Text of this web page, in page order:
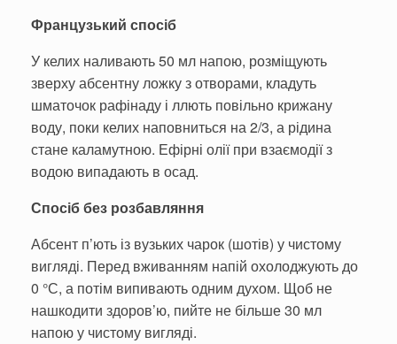
Французький спосіб
У келих наливають 50 мл напою, розміщують
зверху абсентну ложку з отворами, кладуть
шматочок рафінаду і ллють повільно крижану
воду, поки келих наповниться на 2/3, а рідина
стане каламутною. Ефірні олії при взаємодії з
водою випадають в осад.
Спосіб без розбавляння
Абсент п’ють із вузьких чарок (шотів) у чистому
вигляді. Перед вживанням напій охолоджують до
0 °С, а потім випивають одним духом. Щоб не
нашкодити здоров’ю, пийте не більше 30 мл
напою у чистому вигляді.